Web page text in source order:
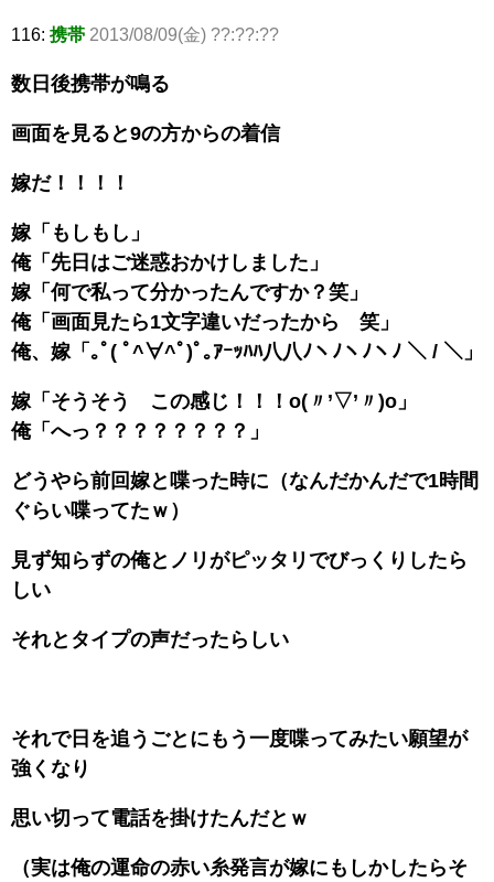
116: 携帯 2013/08/09(金) ??:??:??
数日後携帯が鳴る
画面を見ると9の方からの着信
嫁だ！！！！
嫁「もしもし」
俺「先日はご迷惑おかけしました」
嫁「何で私って分かったんですか？笑」
俺「画面見たら1文字違いだったから 笑」
俺、嫁「｡ﾟ( ﾟ^∀^ﾟ)ﾟ｡ｱｰｯﾊﾊ八八ﾉヽﾉヽﾉヽﾉ ＼ / ＼」
嫁「そうそう この感じ！！！o(〃’▽’〃)o」
俺「へっ？？？？？？？？」
どうやら前回嫁と喋った時に（なんだかんだで1時間
ぐらい喋ってたｗ）
見ず知らずの俺とノリがピッタリでびっくりしたら
しい
それとタイプの声だったらしい
それで日を追うごとにもう一度喋ってみたい願望が
強くなり
思い切って電話を掛けたんだとｗ
（実は俺の運命の赤い糸発言が嫁にもしかしたらそ